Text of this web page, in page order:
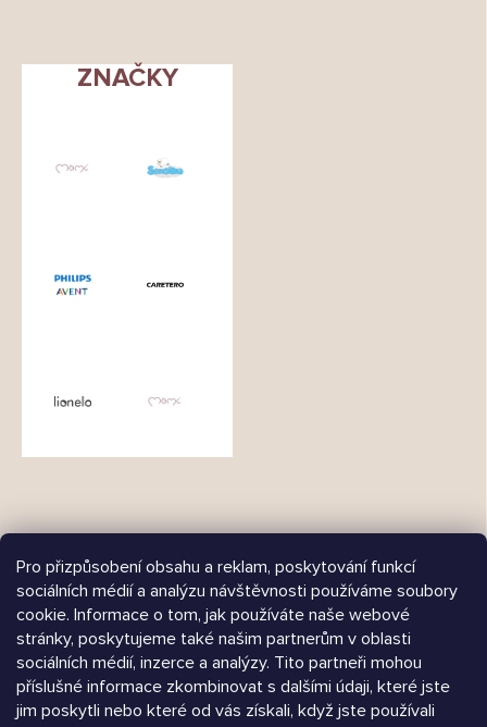
Pro přizpůsobení obsahu a reklam, poskytování funkcí
sociálních médií a analýzu návštěvnosti používáme soubory
cookie. Informace o tom, jak používáte naše webové
stránky, poskytujeme také našim partnerům v oblasti
sociálních médií, inzerce a analýzy. Tito partneři mohou
příslušné informace zkombinovat s dalšími údaji, které jste
jim poskytli nebo které od vás získali, když jste používali
ZNAČKY
Heureka.sk
Árukereső.hu